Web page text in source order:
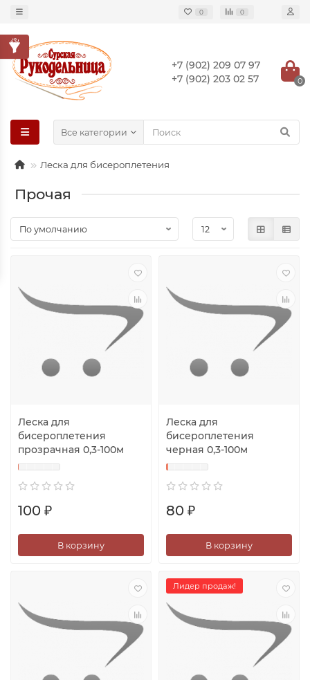
0 0
+7 (902) 209 07 97
+7 (902) 203 02 57
0
Все категории
Леска для бисероплетения
Прочая
Леска для
бисероплетения
прозрачная 0,3-100м
100 ₽
В корзину
Леска для
бисероплетения
черная 0,3-100м
80 ₽
В корзину
Лидер продаж!